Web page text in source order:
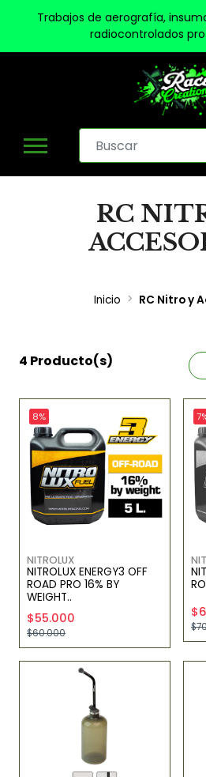
Trabajos de aerografía,
radiocontrolados
RC
Inicio RC Nitro y
4 Producto(s)
8%
NITROLUX
NITROLUX ENERGY3 OFF
ROAD PRO 16% BY
WEIGHT..
$55.000
$60.000